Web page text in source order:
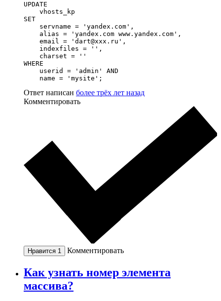
UPDATE
    vhosts_kp
SET
    servname = 'yandex.com',
    alias = 'yandex.com www.yandex.com',
    email = 'dart@xxx.ru',
    indexfiles = '',
    charset = ''
WHERE
    userid = 'admin' AND
    name = 'mysite';
Ответ написан более трёх лет назад
Комментировать
Нравится 1 Комментировать
Как узнать номер элемента
массива?